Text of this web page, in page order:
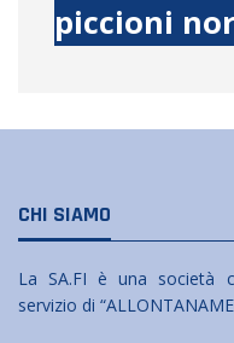
piccioni
CHI SIAMO
La SA.FI è una società
servizio di